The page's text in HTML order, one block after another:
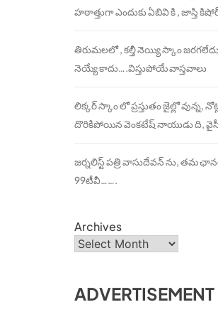
హఠాత్తుగా ఎందుకు ఏబివి కి , జాస్తి
తిరుమలలో , కల్తీ నెయ్యి స్కాం
నెయ్యే కాదు….విస్తుపోయే వాస్తవాలు
లిక్కర్ స్కాం లో ప్రస్తుతం జైల్లో వున్న,
దొరికిపోయిన వెంకటేష్ నాయుడు ది,
జర్నలిస్ట్ పత్రి వాసుదేవన్ ను, తమ
99టీవీ…….
Archives
ADVERTISEMENT